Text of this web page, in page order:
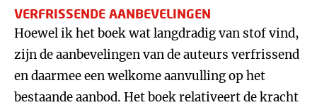
VERFRISSENDE AANBEVELINGEN
Hoewel ik het boek wat langdradig van stof vind,
zijn de aanbevelingen van de auteurs verfrissend
en daarmee een welkome aanvulling op het
bestaande aanbod. Het boek relativeert de kracht